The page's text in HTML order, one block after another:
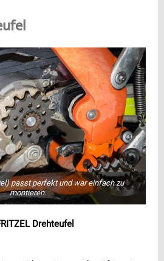
passt perfekt und war einfach zu
montieren.
Drehteufel